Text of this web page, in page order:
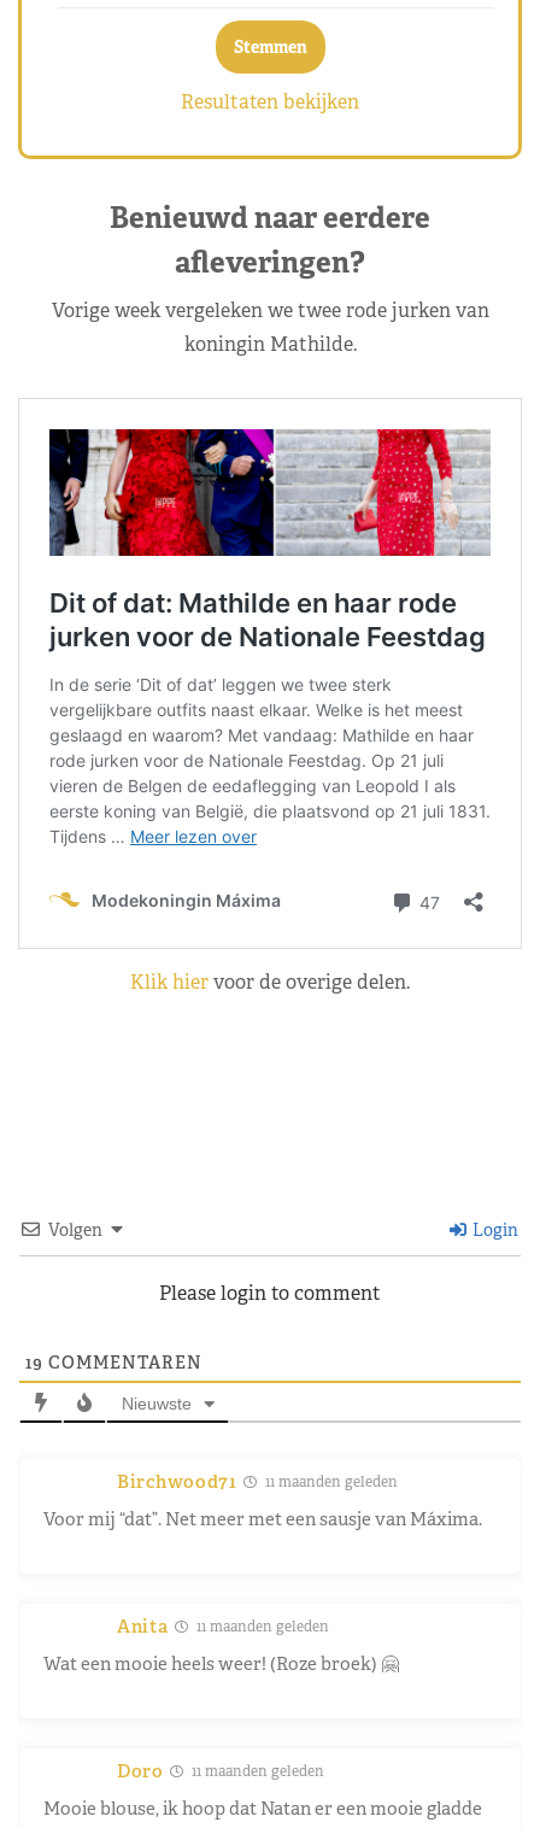
Resultaten bekijken
Benieuwd naar eerdere
afleveringen?
Vorige week vergeleken we twee rode jurken van
koningin Mathilde.
Klik hiervoor de overige delen.
Volgen Login
Please login to comment
19 COMMENTAREN
Nieuwste
Birchwood71 11 maanden geleden
Voor mij “dat”. Net meer met een sausje van Máxima.
Anita 11 maanden geleden
Wat een mooie heels weer! (Roze broek) 🤗
Doro 11 maanden geleden
Mooie blouse, ik hoop dat Natan er een mooie gladde